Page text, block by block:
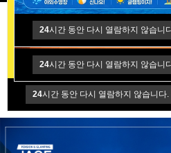
24시간 동안 다시 열람하지 않습니다.
24시간 동안 다시 열람하지 않습니
24시간 동안 다시 열람하지 않습니
24시간 동안 다시 열람하지 않습
24시간 동안 다시 열람하지 않습니
제이스
3가지 경험이 한곳에(
@JACE
@hjr_bakery_official
@Sanctum